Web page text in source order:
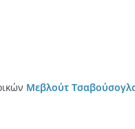
Μεβλούτ